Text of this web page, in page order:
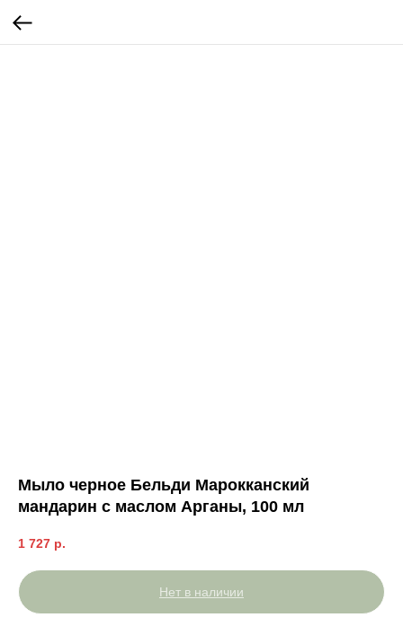
Мыло черное Бельди Марокканский
мандарин с маслом Арганы, 100 мл
1 727 р.
Нет в наличии